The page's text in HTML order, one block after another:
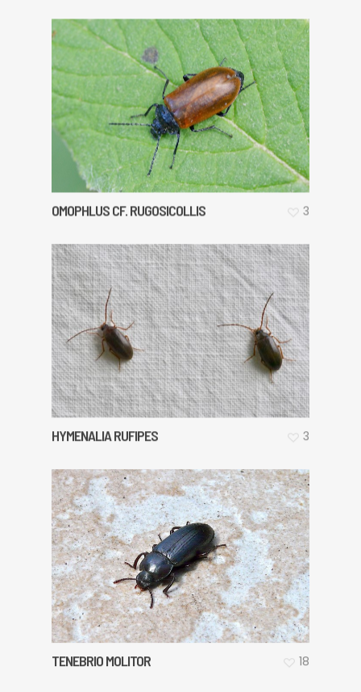
OMOPHLUS CF. RUGOSICOLLIS 3
HYMENALIA RUFIPES 3
TENEBRIO MOLITOR 18